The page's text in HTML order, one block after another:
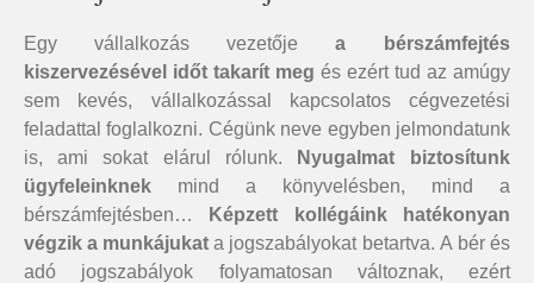
Egy vállalkozás vezetője a bérszámfejtés
kiszervezésével időt takarít meg és ezért tud az amúgy
sem kevés, vállalkozással kapcsolatos cégvezetési
feladattal foglalkozni. Cégünk neve egyben jelmondatunk
is, ami sokat elárul rólunk.
Nyugalmat biztosítunk
ügyfeleinknek mind a könyvelésben, mind a
bérszámfejtésben…
Képzett kollégáink hatékonyan
végzik a munkájukat a jogszabályokat betartva. A bér és
adó jogszabályok folyamatosan változnak, ezért